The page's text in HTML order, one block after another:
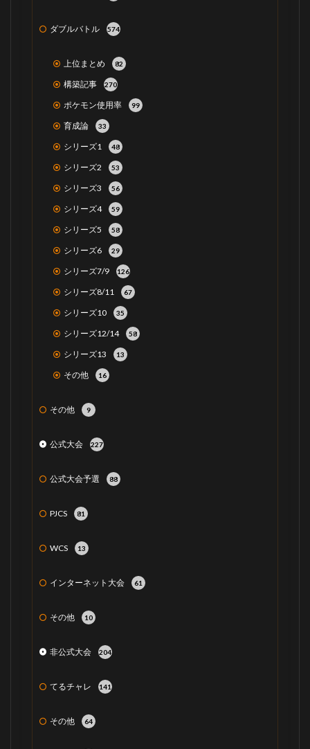
ダブルバトル 574
上位まとめ 82
構築記事 270
ポケモン使用率 99
育成論 33
シリーズ1 48
シリーズ2 53
シリーズ3 56
シリーズ4 59
シリーズ5 58
シリーズ6 29
シリーズ7/9 126
シリーズ8/11 67
シリーズ10 35
シリーズ12/14 58
シリーズ13 13
その他 16
その他 9
公式大会 227
公式大会予選 88
PJCS 81
WCS 13
インターネット大会 61
その他 10
非公式大会 204
てるチャレ 141
その他 64